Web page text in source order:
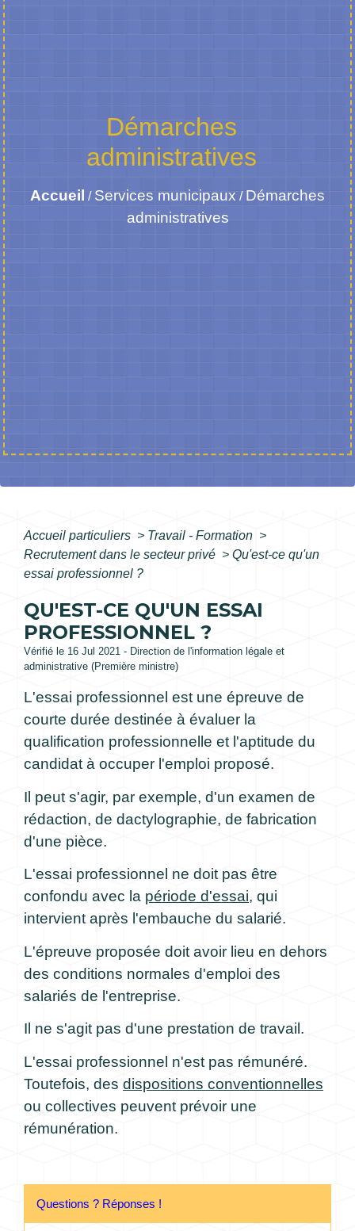
Démarches
administratives
Accueil / Services municipaux / Démarches
administratives
Accueil particuliers > Travail - Formation >
Recrutement dans le secteur privé > Qu'est-ce qu'un
essai professionnel ?
QU'EST-CE QU'UN ESSAI
PROFESSIONNEL ?
Vérifié le 16 Jul 2021 - Direction de l'information légale et
administrative (Première ministre)
L'essai professionnel est une épreuve de
courte durée destinée à évaluer la
qualification professionnelle et l'aptitude du
candidat à occuper l'emploi proposé.
Il peut s'agir, par exemple, d'un examen de
rédaction, de dactylographie, de fabrication
d'une pièce.
L'essai professionnel ne doit pas être
confondu avec la période d'essai, qui
intervient après l'embauche du salarié.
L'épreuve proposée doit avoir lieu en dehors
des conditions normales d'emploi des
salariés de l'entreprise.
Il ne s'agit pas d'une prestation de travail.
L'essai professionnel n'est pas rémunéré.
Toutefois, des dispositions conventionnelles
ou collectives peuvent prévoir une
rémunération.
Questions ? Réponses !